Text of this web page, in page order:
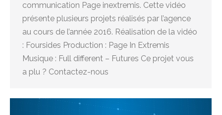
communication Page inextremis. Cette vidéo
présente plusieurs projets réalisés par l’agence
au cours de l’année 2016. Réalisation de la vidéo
: Foursides Production : Page In Extremis
Musique : Full different – Futures Ce projet vous
a plu ? Contactez-nous